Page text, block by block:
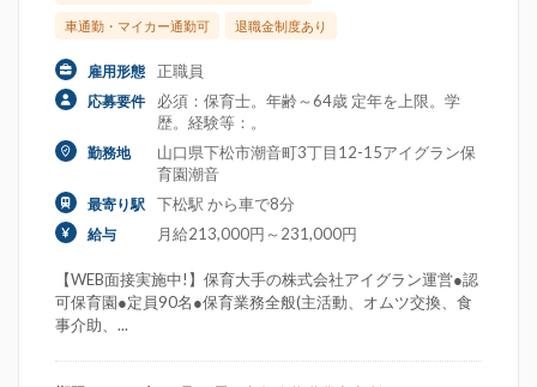
車通勤・マイカー通勤可 退職金制度あり
雇用形態 正職員
応募要件
必須：保育士。年齢～64歳 定年を上限。学
歴。経験等：。
勤務地
山口県下松市潮音町3丁目12-15アイグラン保
育園潮音
最寄り駅 下松駅 から車で8分
給与 月給213,000円～231,000円
【WEB面接実施中!】保育大手の株式会社アイグラン運営●認
可保育園●定員90名●保育業務全般(主活動、オムツ交換、食
事介助、...